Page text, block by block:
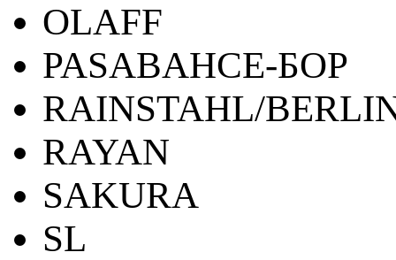
OLAFF
PASABAHCE-БОР
RAINSTAHL/
RAYAN
SAKURA
SL